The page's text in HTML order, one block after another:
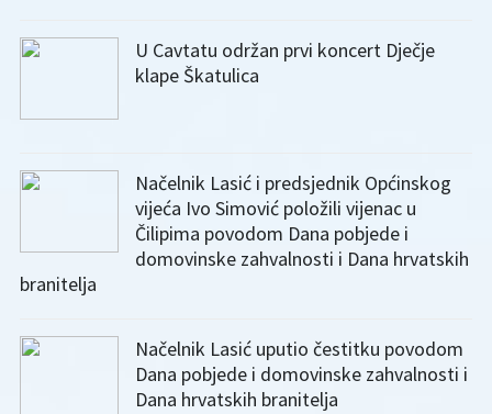
U Cavtatu održan prvi koncert Dječje
klape Škatulica
Načelnik Lasić i predsjednik Općinskog
vijeća Ivo Simović položili vijenac u
Čilipima povodom Dana pobjede i
domovinske zahvalnosti i Dana hrvatskih
branitelja
Načelnik Lasić uputio čestitku povodom
Dana pobjede i domovinske zahvalnosti i
Dana hrvatskih branitelja